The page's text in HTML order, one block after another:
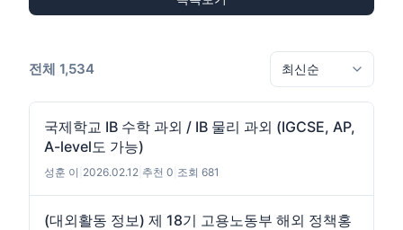
전체 1,534
국제학교 IB 수학 과외 / IB 물리 과외 (IGCSE, AP,
A-level도 가능)
성훈 이 2026.02.12 추천 0 조회 681
(대외활동 정보) 제 18기 고용노동부 해외 정책홍